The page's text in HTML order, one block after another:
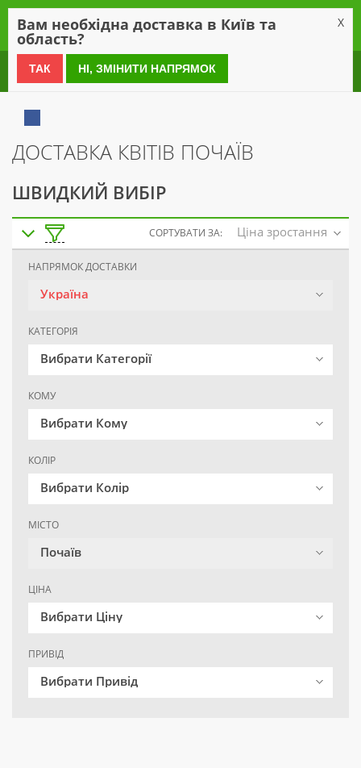
0 800 21 54 55
ДОСТАВКА КВІТІВ ПОЧАЇВ
ШВИДКИЙ ВИБІР
СОРТУВАТИ ЗА: Ціна зростання
НАПРЯМОК ДОСТАВКИ
Україна
КАТЕГОРІЯ
Вибрати Категорії
КОМУ
Вибрати Кому
КОЛІР
Вибрати Колір
МІСТО
Почаїв
ЦІНА
Вибрати Ціну
ПРИВІД
Вибрати Привід
Вам необхідна доставка в Київ та
область?
X
ТАК НІ, ЗМІНИТИ НАПРЯМОК